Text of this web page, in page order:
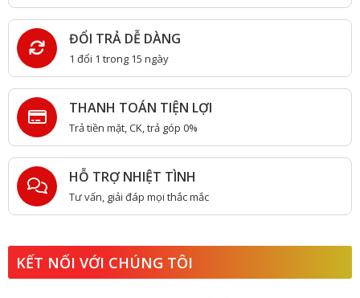
ĐỔI TRẢ DỄ DÀNG
1 đổi 1 trong 15 ngày
THANH TOÁN TIỆN LỢI
Trả tiền mặt, CK, trả góp 0%
HỖ TRỢ NHIỆT TÌNH
Tư vấn, giải đáp mọi thắc mắc
KẾT NỐI VỚI CHÚNG TÔI